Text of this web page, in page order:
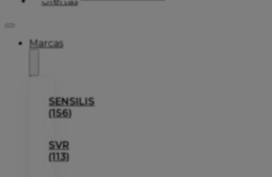
Marcas
SENSILIS
(156)
SVR
(113)